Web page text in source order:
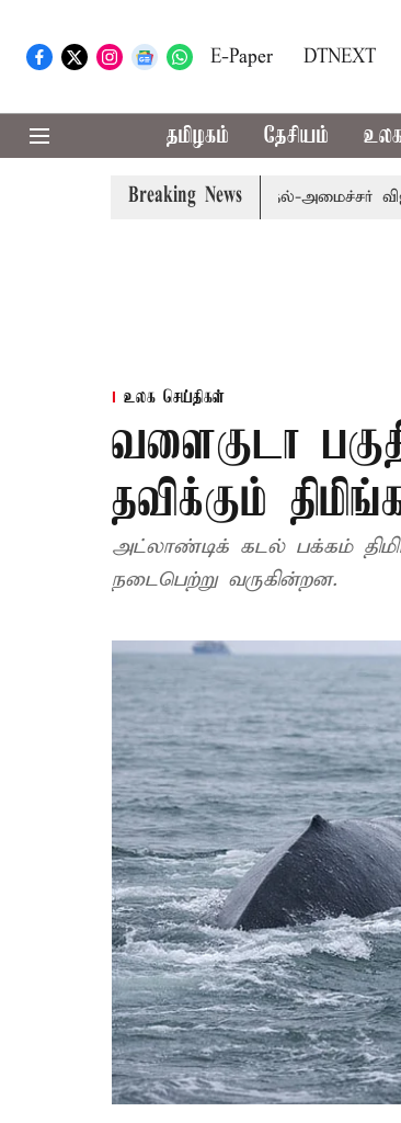
E-Paper DTNEXT
தமிழகம் தேசியம்
Breaking News
கூட்டத்துக்கு முதல்-அமைச்சர் விஜய்
உலக செய்திகள்
வளைகுடா
தவிக்கும்
அட்லாண்டிக் கடல் பக்கம்
நடைபெற்று வருகின்றன.